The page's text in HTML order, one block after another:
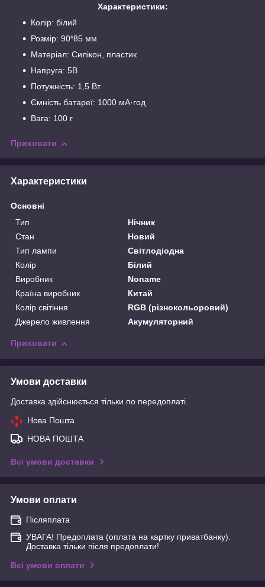
Характеристики:
Колір: білий
Розмір: 90*85 мм
Матеріал: Силікон, пластик
Напруга: 5В
Потужність: 1,5 Вт
Ємність батареї: 1000 мА·год
Вага: 100 г
Приховати
Характеристики
Основні
Тип
Нічник
Стан
Новий
Тип лампи
Світлодіодна
Колір
Білий
Виробник
Noname
Країна виробник
Китай
Колір світіння
RGB (різнокольоровий)
Джерело живлення
Акумуляторний
Приховати
Умови доставки
Доставка здійснюється тільки по передоплаті.
Нова Пошта
НОВА ПОШТА
Всі умови доставки
Умови оплати
Післяплата
УВАГА! Предоплата (оплата на картку приватбанку).
Доставка тільки після предоплати!
Всі умови оплати